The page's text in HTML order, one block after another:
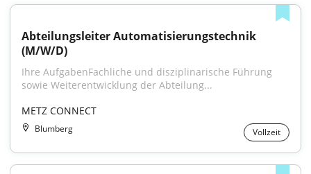
Abteilungsleiter Automatisierungstechnik
(M/W/D)
Ihre AufgabenFachliche und disziplinarische Führung
sowie Weiterentwicklung der Abteilung...
METZ CONNECT
Blumberg Vollzeit